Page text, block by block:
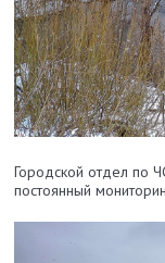
Городской отдел по
постоянный